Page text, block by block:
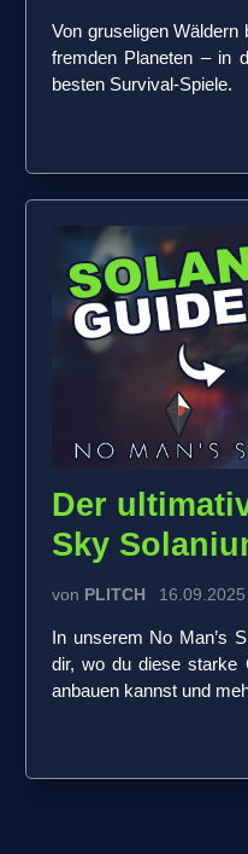
Von gruseligen Wäldern
fremden Planeten – in
besten Survival-Spiele.
Der
Sky
von PLITCH 16.09.2025
In unserem No Man’s
dir, wo du diese starke
anbauen kannst und